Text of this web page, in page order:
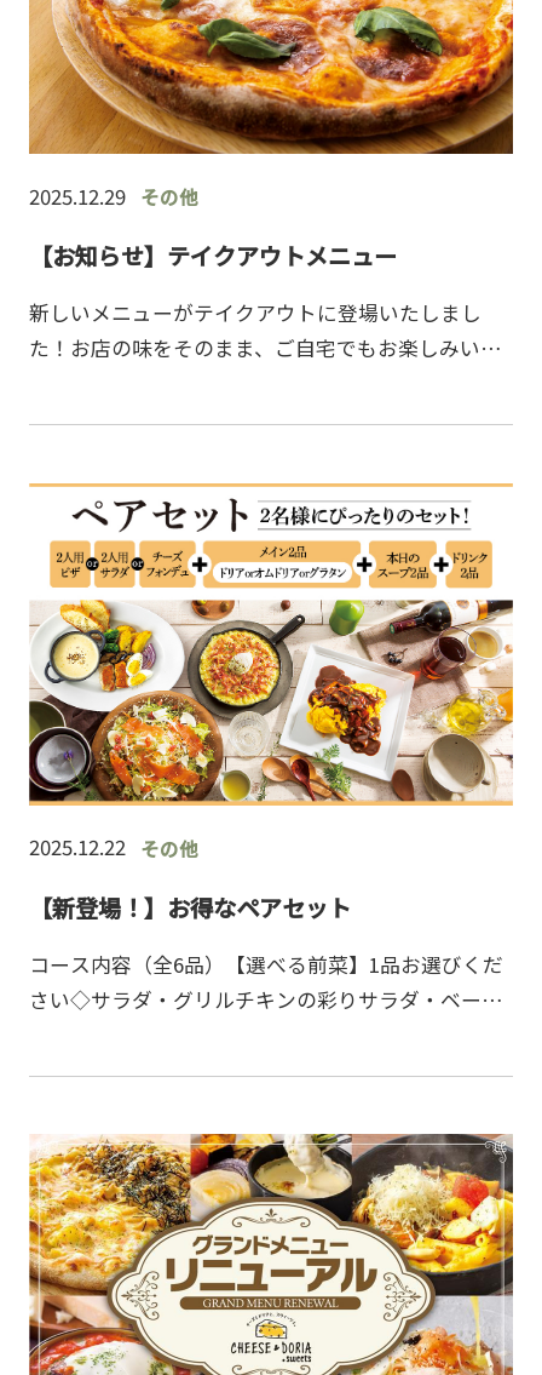
2025.12.29 その他
【お知らせ】テイクアウトメニュー
新しいメニューがテイクアウトに登場いたしまし
た！お店の味をそのまま、ご自宅でもお楽しみいた
リア・オニオングラタンドリア・さつまいもとチキ
2025.12.22 その他
【新登場！】お得なペアセット
コース内容（全6品）【選べる前菜】1品お選びくだ
さい◇サラダ・グリルチキンの彩りサラダ・ベーコ
ッツァレラチーズのサラダ◇ピザ（※minamoa広島